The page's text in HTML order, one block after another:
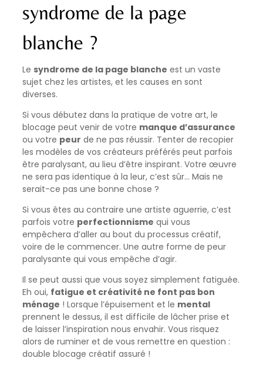
syndrome de la page
blanche ?
Le syndrome de la page blanche est un vaste
sujet chez les artistes, et les causes en sont
diverses.
Si vous débutez dans la pratique de votre art, le
blocage peut venir de votre manque d’assurance
ou votre peur de ne pas réussir. Tenter de recopier
les modèles de vos créateurs préférés peut parfois
être paralysant, au lieu d’être inspirant. Votre œuvre
ne sera pas identique à la leur, c’est sûr… Mais ne
serait-ce pas une bonne chose ?
Si vous êtes au contraire une artiste aguerrie, c’est
parfois votre perfectionnisme qui vous
empêchera d’aller au bout du processus créatif,
voire de le commencer. Une autre forme de peur
paralysante qui vous empêche d’agir.
Il se peut aussi que vous soyez simplement fatiguée.
Eh oui, fatigue et créativité ne font pas bon
ménage ! Lorsque l’épuisement et le mental
prennent le dessus, il est difficile de lâcher prise et
de laisser l’inspiration nous envahir. Vous risquez
alors de ruminer et de vous remettre en question :
double blocage créatif assuré !